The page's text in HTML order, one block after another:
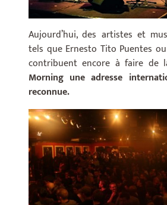
Aujourd’hui, des artistes et
tels que Ernesto Tito Puentes
contribuent encore à faire de
Morning une adresse
reconnue.